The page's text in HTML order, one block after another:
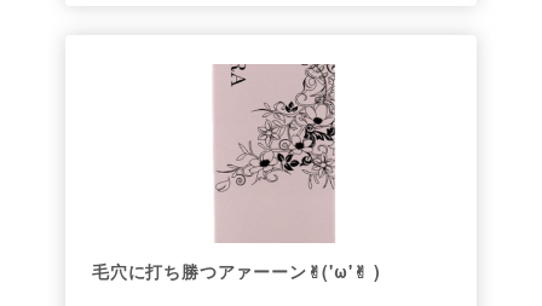
毛穴に打ち勝つアァーーン✌︎('ω'✌︎ )